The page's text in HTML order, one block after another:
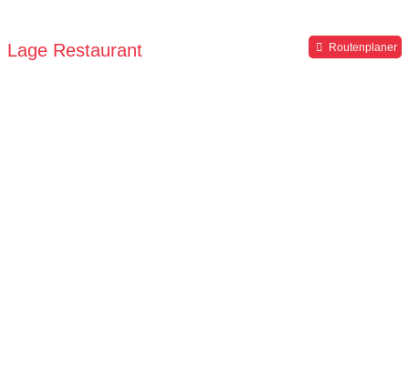
Lage Restaurant Routenplaner